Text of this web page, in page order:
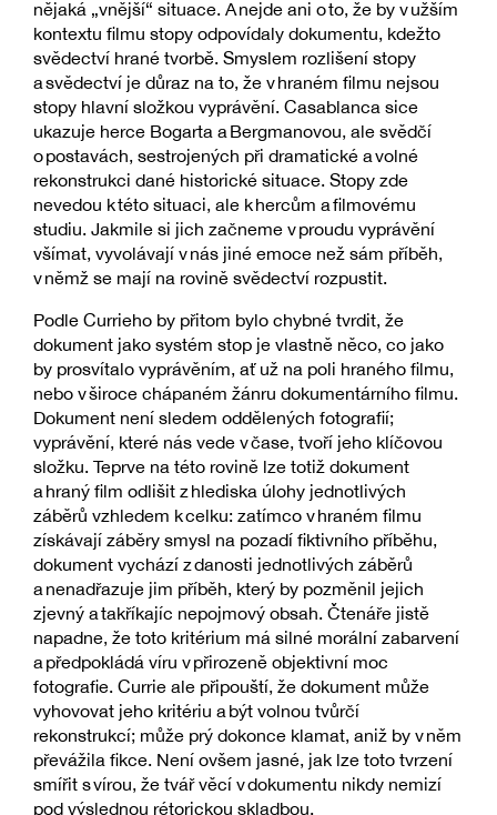
nějaká „vnější“ situace. A nejde ani o to, že by v užším
kontextu filmu stopy odpovídaly dokumentu, kdežto
svědectví hrané tvorbě. Smyslem rozlišení stopy
a svědectví je důraz na to, že v hraném filmu nejsou
stopy hlavní složkou vyprávění. Casablanca sice
ukazuje herce Bogarta a Bergmanovou, ale svědčí
o postavách, sestrojených při dramatické a volné
rekonstrukci dané historické situace. Stopy zde
nevedou k této situaci, ale k hercům a filmovému
studiu. Jakmile si jich začneme v proudu vyprávění
všímat, vyvolávají v nás jiné emoce než sám příběh,
v němž se mají na rovině svědectví rozpustit.
Podle Currieho by přitom bylo chybné tvrdit, že
dokument jako systém stop je vlastně něco, co jako
by prosvítalo vyprávěním, ať už na poli hraného filmu,
nebo v široce chápaném žánru dokumentárního filmu.
Dokument není sledem oddělených fotografií;
vyprávění, které nás vede v čase, tvoří jeho klíčovou
složku. Teprve na této rovině lze totiž dokument
a hraný film odlišit z hlediska úlohy jednotlivých
záběrů vzhledem k celku: zatímco v hraném filmu
získávají záběry smysl na pozadí fiktivního příběhu,
dokument vychází z danosti jednotlivých záběrů
a nenadřazuje jim příběh, který by pozměnil jejich
zjevný a takříkajíc nepojmový obsah. Čtenáře jistě
napadne, že toto kritérium má silné morální zabarvení
a předpokládá víru v přirozeně objektivní moc
fotografie. Currie ale připouští, že dokument může
vyhovovat jeho kritériu a být volnou tvůrčí
rekonstrukcí; může prý dokonce klamat, aniž by v něm
převážila fikce. Není ovšem jasné, jak lze toto tvrzení
smířit s vírou, že tvář věcí v dokumentu nikdy nemizí
pod výslednou rétorickou skladbou.